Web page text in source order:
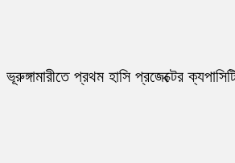
ভূরুঙ্গামারীতে প্রথম হাসি প্রজেক্টের